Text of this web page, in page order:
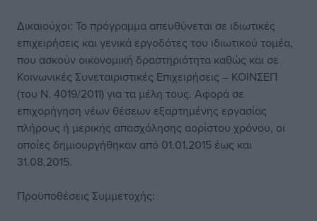
Δικαιούχοι: Το πρόγραμμα απευθύνεται σε ιδιωτικές
επιχειρήσεις και γενικά εργοδότες του ιδιωτικού τομέα,
που ασκούν οικονομική δραστηριότητα καθώς και σε
Κοινωνικές Συνεταιριστικές Επιχειρήσεις – ΚΟΙΝΣΕΠ
(του Ν. 4019/2011) για τα μέλη τους. Αφορά σε
επιχορήγηση νέων θέσεων εξαρτημένης εργασίας
πλήρους ή μερικής απασχόλησης αορίστου χρόνου, οι
οποίες δημιουργήθηκαν από 01.01.2015 έως και
31.08.2015.
Προϋποθέσεις Συμμετοχής: